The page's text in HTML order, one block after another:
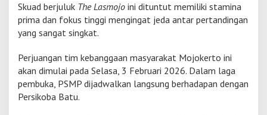
k
8
B
a
r
L
Skuad berjuluk The Lasmojo ini dituntut memiliki stamina
prima dan fokus tinggi mengingat jeda antar pertandingan
yang sangat singkat.
Perjuangan tim kebanggaan masyarakat Mojokerto ini
akan dimulai pada Selasa, 3 Februari 2026. Dalam laga
pembuka, PSMP dijadwalkan langsung berhadapan dengan
Persikoba Batu.